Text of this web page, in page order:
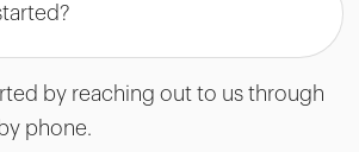
by reaching out to us through
phone.